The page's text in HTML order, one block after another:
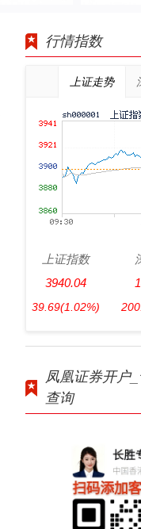
行情指数
上证走势
上证指数
3940.04
39.69(1.02%)
凤凰证券开户
查询